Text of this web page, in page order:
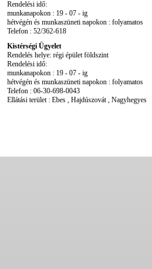
Rendelési idő:
munkanapokon : 19 - 07 - ig
hétvégén és munkaszüneti napokon : folyamatos
Telefon : 52/362-618
Kistérségi Ügyelet
Rendelés helye: régi épület földszint
Rendelési idő:
munkanapokon : 19 - 07 - ig
hétvégén és munkaszüneti napokon : folyamatos
Telefon : 06-30-698-0043
Ellátási terület : Ebes , Hajdúszovát , Nagyhegyes